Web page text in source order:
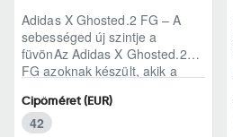
Adidas X Ghosted.2 FG – A
sebességed új szintje a
füvönAz Adidas X Ghosted.2
FG azoknak készült, akik a
pillanataiban is azonnal r..
Cipőméret (EUR)
42